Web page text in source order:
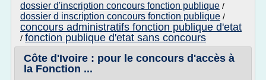
dossier d'inscription concours fonction publique /
dossier d inscription concours fonction publique /
concours administratifs fonction publique d'etat
/ fonction publique d'etat sans concours
Côte d'Ivoire : pour le concours d'accès à
la Fonction ...